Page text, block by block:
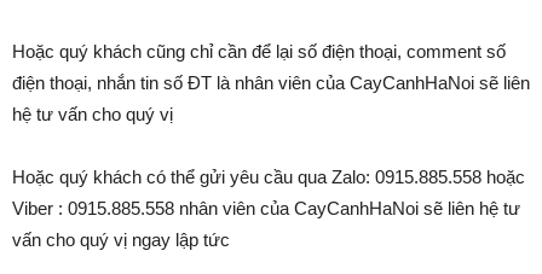
Hoặc quý khách cũng chỉ cần để lại số điện thoại, comment số
điện thoại, nhắn tin số ĐT là nhân viên của CayCanhHaNoi sẽ liên
hệ tư vấn cho quý vị
Hoặc quý khách có thể gửi yêu cầu qua Zalo: 0915.885.558 hoặc
Viber : 0915.885.558 nhân viên của CayCanhHaNoi sẽ liên hệ tư
vấn cho quý vị ngay lập tức